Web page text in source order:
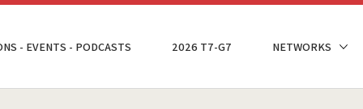
- EVENTS - PODCASTS 2026 T7-G7 NETWORKS